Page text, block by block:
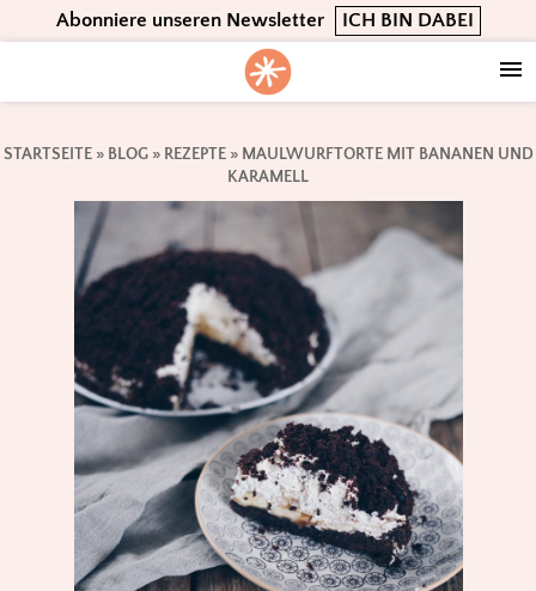
to
navigation
to
content
to
Abonniere unseren Newsletter ICH BIN DABEI
STARTSEITE» BLOG» REZEPTE» MAULWURFTORTE MIT BANANEN UND
KARAMELL